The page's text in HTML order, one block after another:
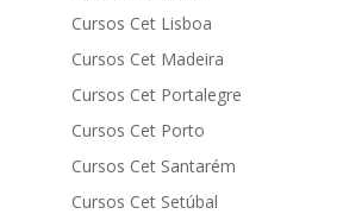
Cursos Cet Lisboa
Cursos Cet Madeira
Cursos Cet Portalegre
Cursos Cet Porto
Cursos Cet Santarém
Cursos Cet Setúbal